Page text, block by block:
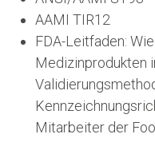
AAMI TIR12
FDA-Leitfaden:
Medizinprodukten
Mitarbeiter der